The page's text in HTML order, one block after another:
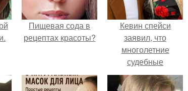
Пищевая сода в
рецептах красоты?
Кевин спейси
заявил, что
многолетние
судебные
разбирательства
практически